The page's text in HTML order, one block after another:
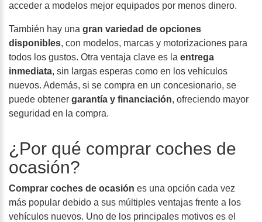
acceder a modelos mejor equipados por menos dinero.
También hay una gran variedad de opciones
disponibles, con modelos, marcas y motorizaciones para
todos los gustos. Otra ventaja clave es la entrega
inmediata, sin largas esperas como en los vehículos
nuevos. Además, si se compra en un concesionario, se
puede obtener garantía y financiación, ofreciendo mayor
seguridad en la compra.
¿Por qué comprar coches de
ocasión?
Comprar coches de ocasión es una opción cada vez
más popular debido a sus múltiples ventajas frente a los
vehículos nuevos. Uno de los principales motivos es el